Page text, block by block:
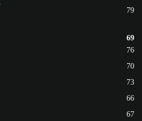
79
69
76
70
73
66
67